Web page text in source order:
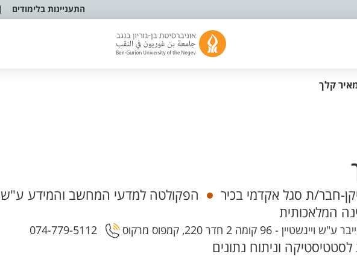
התעניינות בלימודים
קלך
חבר/ת סגל אקדמי בכיר
הפקולטה למדעי המחשב והמידע ע"ש
המלאכותית
קומה 2 חדר 220, קמפוס מרקוס 074-779-5112
לסטטיסטיקה וניתוח נתונים